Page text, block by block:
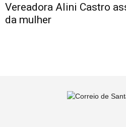
Vereadora Alini Castro
da mulher